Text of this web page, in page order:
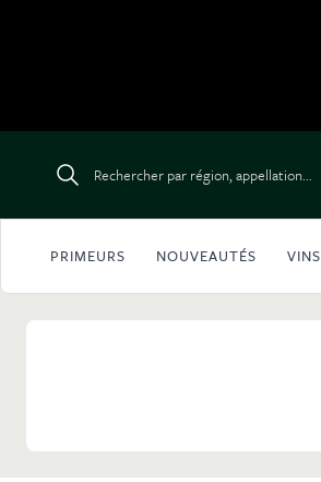
Rechercher par région, appellation...
PRIMEURS NOUVEAUTÉS VINS